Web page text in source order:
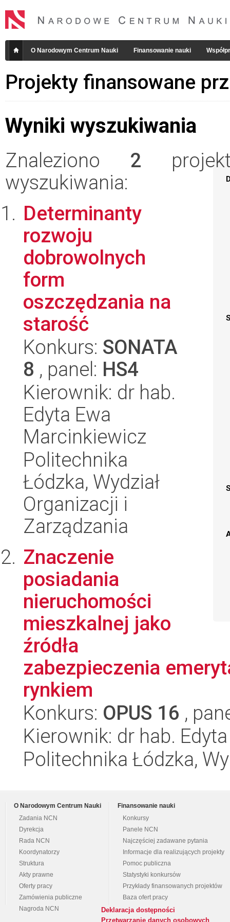
O Narodowym Centrum Nauki Finansowanie nauki
Projekty finansowane
Wyniki wyszukiwania
Znaleziono 2
wyszukiwania:
Determinanty
rozwoju
dobrowolnych
form
oszczędzania na
starość
Konkurs: SONATA
8 , panel: HS4
Kierownik: dr hab.
Edyta Ewa
Marcinkiewicz
Politechnika
Łódzka, Wydział
Organizacji i
Zarządzania
Znaczenie
posiadania
nieruchomości
mieszkalnej jako
źródła
zabezpieczenia
rynkiem
Konkurs: OPUS 16 ,
Kierownik: dr hab.
Politechnika Łódzka,
O Narodowym Centrum Nauki
Zadania NCN
Dyrekcja
Rada NCN
Koordynatorzy
Struktura
Akty prawne
Oferty pracy
Zamówienia publiczne
Nagroda NCN
Finansowanie nauki
Konkursy
Panele NCN
Najczęściej zadawane pytania
Informacje dla realizujących projekty
Pomoc publiczna
Statystyki konkursów
Przykłady finansowanych projektów
Baza ofert pracy
Deklaracja dostępności
Przetwarzanie danych osobowych